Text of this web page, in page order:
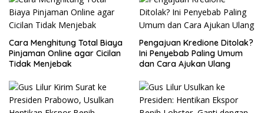
Cara Menghitung Total Biaya
Pinjaman Online agar Cicilan
Tidak Menjebak
Pengajuan Kredione Ditolak?
Ini Penyebab Paling Umum
dan Cara Ajukan Ulang